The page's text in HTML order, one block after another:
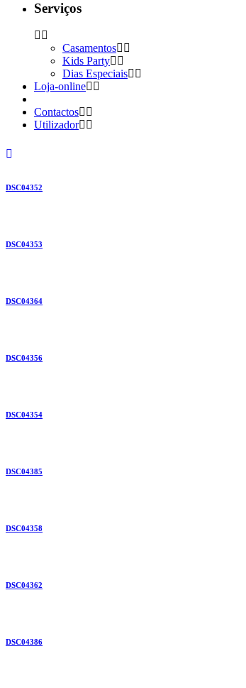
Serviços
Casamentos
Kids Party
Dias Especiais
Loja-online
Contactos
Utilizador
DSC04352
DSC04353
DSC04364
DSC04356
DSC04354
DSC04385
DSC04358
DSC04362
DSC04386